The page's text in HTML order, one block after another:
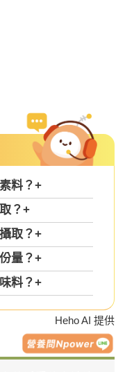
料？+
？+
取？+
量？+
料？+
Heho AI 提供